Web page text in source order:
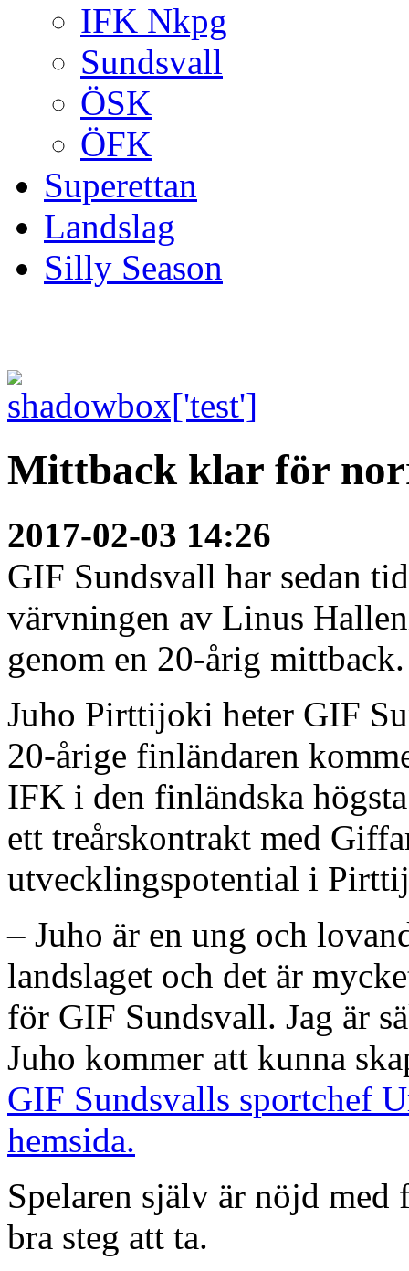
IFK Nkpg
Sundsvall
ÖSK
ÖFK
Superettan
Landslag
Silly Season
Mittback klar för
2017-02-03 14:26
GIF Sundsvall har sedan
värvningen av Linus
genom en 20-årig mittback.
Juho Pirttijoki heter GIF
20-årige finländaren
IFK i den finländska
ett treårskontrakt med
utvecklingspotential i
– Juho är en ung och
landslaget och det är
för GIF Sundsvall. Jag är
Juho kommer att kunna
GIF Sundsvalls sportchef
hemsida.
Spelaren själv är nöjd
bra steg att ta.